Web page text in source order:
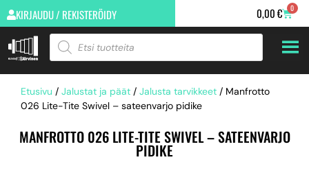
KIRJAUDU / REKISTERÖIDY 0,00€ 0
Etusivu / Jalustat ja päät / Jalusta tarvikkeet / Manfrotto
026 Lite-Tite Swivel – sateenvarjo pidike
MANFROTTO 026 LITE-TITE SWIVEL – SATEENVARJO
PIDIKE